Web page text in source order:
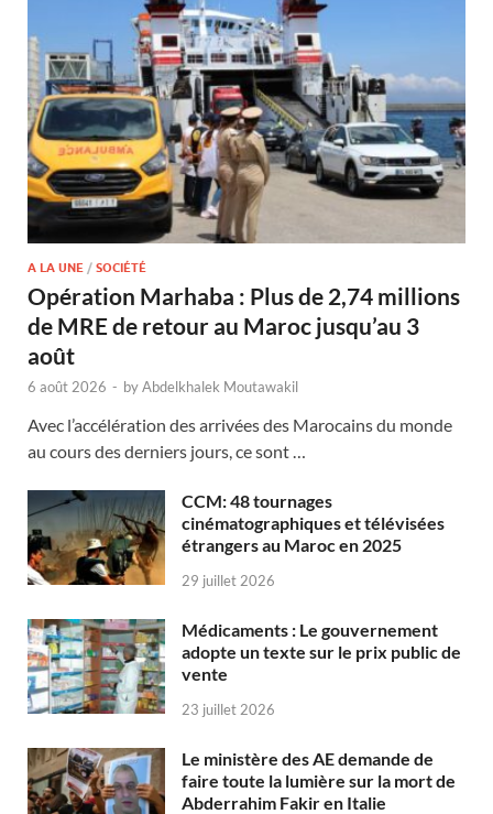
A LA UNE / SOCIÉTÉ
Opération Marhaba : Plus de 2,74 millions
de MRE de retour au Maroc jusqu’au 3
août
6 août 2026 - byAbdelkhalek Moutawakil
Avec l’accélération des arrivées des Marocains du monde
au cours des derniers jours, ce sont …
CCM: 48 tournages
cinématographiques et télévisées
étrangers au Maroc en 2025
29 juillet 2026
Médicaments : Le gouvernement
adopte un texte sur le prix public de
vente
23 juillet 2026
Le ministère des AE demande de
faire toute la lumière sur la mort de
Abderrahim Fakir en Italie